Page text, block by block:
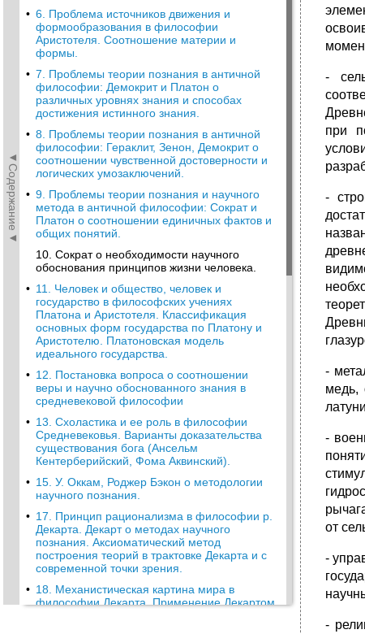
◄Содержание◄
• 6. Проблема источников движения и
формообразования в философии
Аристотеля. Соотношение материи и
формы.
• 7. Проблемы теории познания в античной
философии: Демокрит и Платон о
различных уровнях знания и способах
достижения истинного знания.
• 8. Проблемы теории познания в античной
философии: Гераклит, Зенон, Демокрит о
соотношении чувственной достоверности и
логических умозаключений.
• 9. Проблемы теории познания и научного
метода в античной философии: Сократ и
Платон о соотношении единичных фактов и
общих понятий.
10. Сократ о необходимости научного
обоснования принципов жизни человека.
• 11. Человек и общество, человек и
государство в философских учениях
Платона и Аристотеля. Классификация
основных форм государства по Платону и
Аристотелю. Платоновская модель
идеального государства.
• 12. Постановка вопроса о соотношении
веры и научно обоснованного знания в
средневековой философии
• 13. Схоластика и ее роль в философии
Cредневековья. Варианты доказательства
существования бога (Ансельм
Кентерберийский, Фома Аквинский).
• 15. У. Оккам, Роджер Бэкон о методологии
научного познания.
• 17. Принцип рационализма в философии р.
Декарта. Декарт о методах научного
познания. Аксиоматический метод
построения теорий в трактовке Декарта и с
современной точки зрения.
• 18. Механистическая картина мира в
философии Декарта. Применение Декартом
-
при
-
-
медь,
-
от
-
-